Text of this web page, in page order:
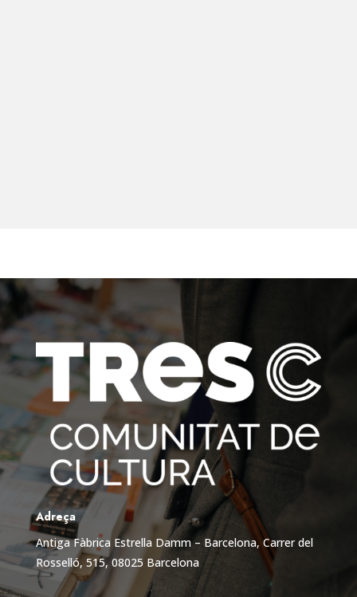
Adreça
Antiga Fàbrica Estrella Damm – Barcelona,Carrer del
Rosselló, 515, 08025 Barcelona